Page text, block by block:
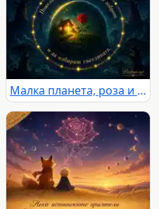
Малка планета, роза и звезден пръстен с послание за сила и светлина